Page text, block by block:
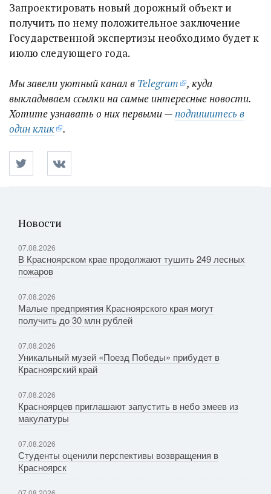
Запроектировать новый дорожный объект и
получить по нему положительное заключение
Государственной экспертизы необходимо будет к
июлю следующего года.
Мы завели уютный канал в Telegram
, куда
выкладываем ссылки на самые интересные новости.
Хотите узнавать о них первыми —подпишитесь в
один клик
.
Новости
07.08.2026
В Красноярском крае продолжают тушить 249 лесных
пожаров
07.08.2026
Малые предприятия Красноярского края могут
получить до 30 млн рублей
07.08.2026
Уникальный музей «Поезд Победы» прибудет в
Красноярский край
07.08.2026
Красноярцев приглашают запустить в небо змеев из
макулатуры
07.08.2026
Студенты оценили перспективы возвращения в
Красноярск